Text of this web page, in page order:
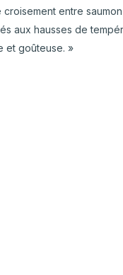
croisement entre
aux hausses de
et goûteuse. »